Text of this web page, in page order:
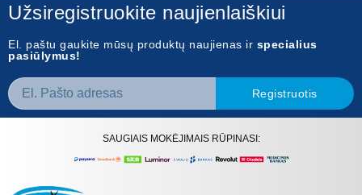
Užsiregistruokite naujienlaiškiui
El. paštu gaukite mūsų produktų naujienas ir specialius
pasiūlymus!
Registruotis
SAUGIAIS MOKĖJIMAIS RŪPINASI: